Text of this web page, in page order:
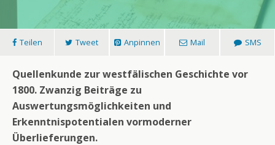
Teilen Tweet Anpinnen Mail SMS
Quellenkunde zur westfälischen Geschichte vor
1800. Zwanzig Beiträge zu
Auswertungsmöglichkeiten und
Erkenntnispotentialen vormoderner
Überlieferungen.